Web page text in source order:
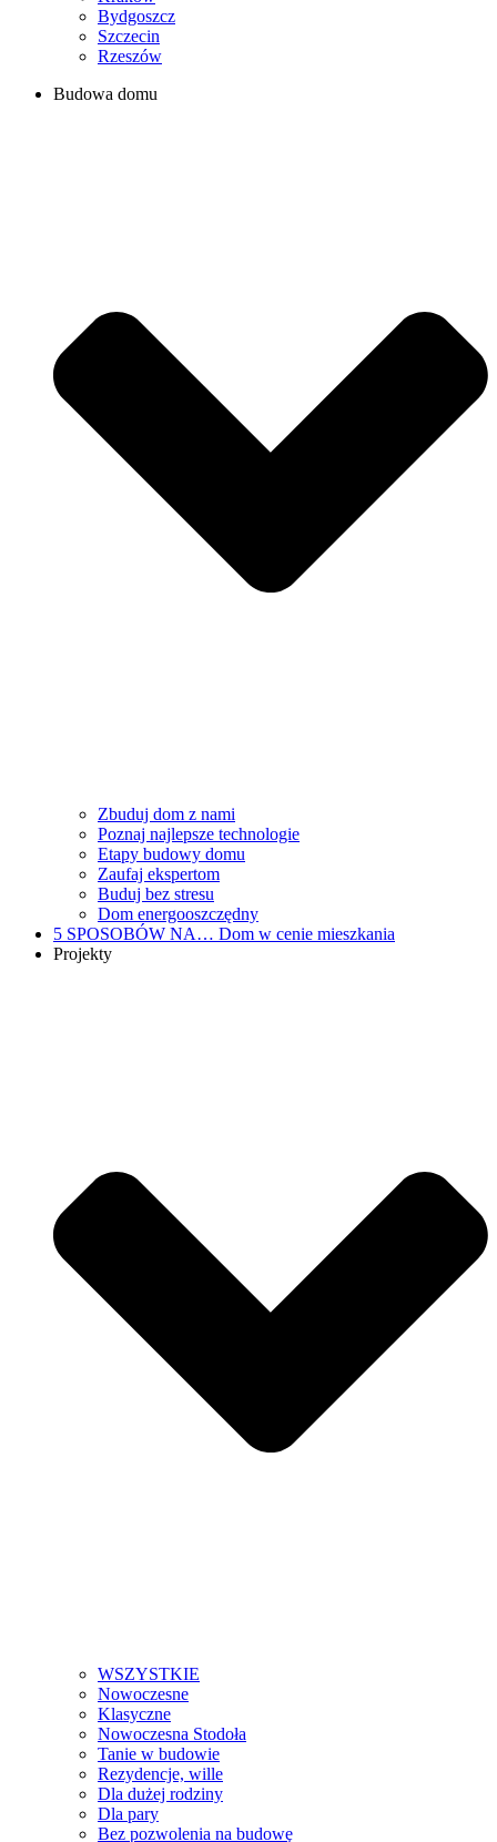
Bydgoszcz
Szczecin
Rzeszów
Budowa domu
Zbuduj dom z nami
Poznaj najlepsze technologie
Etapy budowy domu
Zaufaj ekspertom
Buduj bez stresu
Dom energooszczędny
5 SPOSOBÓW NA… Dom w cenie mieszkania
Projekty
WSZYSTKIE
Nowoczesne
Klasyczne
Nowoczesna Stodoła
Tanie w budowie
Rezydencje, wille
Dla dużej rodziny
Dla pary
Bez pozwolenia na budowę